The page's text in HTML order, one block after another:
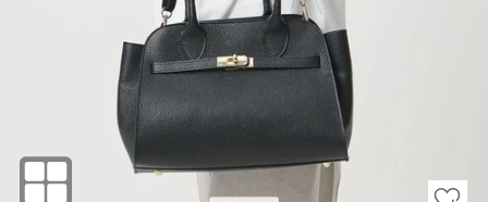
BLACK
1 20